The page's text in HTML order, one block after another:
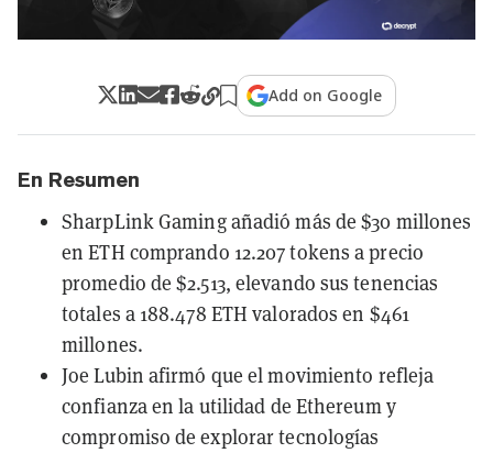
Add on Google
En Resumen
SharpLink Gaming añadió más de $30 millones
en ETH comprando 12.207 tokens a precio
promedio de $2.513, elevando sus tenencias
totales a 188.478 ETH valorados en $461
millones.
Joe Lubin afirmó que el movimiento refleja
confianza en la utilidad de Ethereum y
compromiso de explorar tecnologías